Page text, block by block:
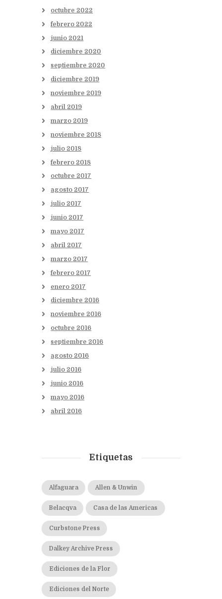
octubre 2022
febrero 2022
junio 2021
diciembre 2020
septiembre 2020
diciembre 2019
noviembre 2019
abril 2019
marzo 2019
noviembre 2018
julio 2018
febrero 2018
octubre 2017
agosto 2017
julio 2017
junio 2017
mayo 2017
abril 2017
marzo 2017
febrero 2017
enero 2017
diciembre 2016
noviembre 2016
octubre 2016
septiembre 2016
agosto 2016
julio 2016
junio 2016
mayo 2016
abril 2016
Etiquetas
Alfaguara Allen & Unwin
Belacqva Casa de las Americas
Curbstone Press
Dalkey Archive Press
Ediciones de la Flor
Ediciones del Norte